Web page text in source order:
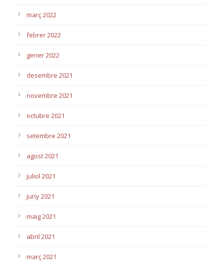
març 2022
febrer 2022
gener 2022
desembre 2021
novembre 2021
octubre 2021
setembre 2021
agost 2021
juliol 2021
juny 2021
maig 2021
abril 2021
març 2021